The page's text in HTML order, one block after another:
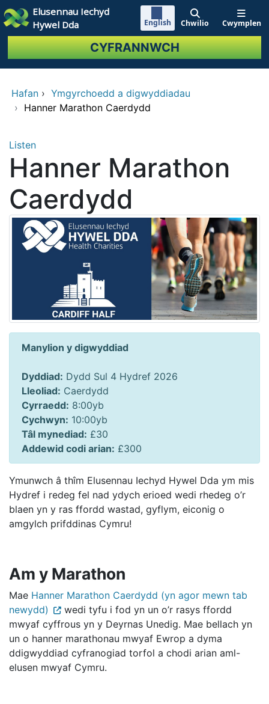
Neidio i'r prif gynnwy
Elusennau Iechyd
Hywel Dda
English Chwilio Cwymplen
CYFRANNWCH
Hafan › Ymgyrchoedd a digwyddiadau
› Hanner Marathon Caerdydd
Listen
Hanner Marathon
Caerdydd
Manylion y digwyddiad
Dyddiad: Dydd Sul 4 Hydref 2026
Lleoliad: Caerdydd
Cyrraedd: 8:00yb
Cychwyn: 10:00yb
Tâl mynediad: £30
Addewid codi arian: £300
Ymunwch â thîm Elusennau Iechyd Hywel Dda ym mis
Hydref i redeg fel nad ydych erioed wedi rhedeg o’r
blaen yn y ras ffordd wastad, gyflym, eiconig o
amgylch prifddinas Cymru!
Am y Marathon
Mae Hanner Marathon Caerdydd (yn agor mewn tab
newydd)
wedi tyfu i fod yn un o’r rasys ffordd
mwyaf cyffrous yn y Deyrnas Unedig. Mae bellach yn
un o hanner marathonau mwyaf Ewrop a dyma
ddigwyddiad cyfranogiad torfol a chodi arian aml-
elusen mwyaf Cymru.